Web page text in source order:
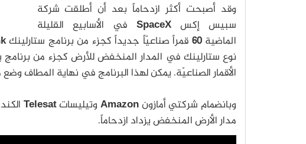
وقد أصبحت أكثر ازدحاماً بعد أن أطلقت شركة
سبيس إكسSpaceX في الأسابيع القليلة
الماضية60 قمراً صناعيّاً جديداً كجزء من برنامج ستارلينك
نوع ستارلينك في المدار المنخفض للأرض كجزء من
الأقمار الصناعيّة. يمكن لهذا البرنامج في نهاية المطاف وضع
وبانضمام شركتي أمازونAmazonوتيليساتTelesat
مدار الأرض المنخفض يزداد ازدحاماً.